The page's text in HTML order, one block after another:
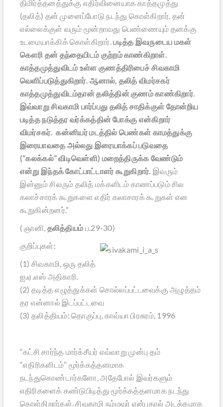
திமிர்த்தனத்துக்கு எதிர்வினையாக காத்தமுத்து
(தலித்) தன் முனைப்போடு நடந்து கொள்கிறார். தன்
எல்லைக்குள் வரும் மூன்றாவது பெண்ணையும் தனக்கு
உடமையாக்கிக் கொள்கிறார்.படித்த இவருடைய மகள்
கௌரி தன் தந்தையிடம் குற்றம் காண்கிறாள்.
காத்தமுத்துவிடம் உள்ள குணத்திரிபைச் சிவகாமி
வெளிப்படுத்துகிறார். ஆனால், தலித் விமர்சகர்
காத்தமுத்துவிடம்தான் தலித்தின் குணம் காண்கிறார்.
இவ்வாறு சிவகாமி பார்ப்பது தலித் சாதிக்குள் தோன்றிய
படித்த நடுத்தர வர்க்கத்தின் போக்கு என்கிறார்
விமர்சகர். கன்னியர் மடத்தில் பெண்கள் காமத்துக்கு
இரையாவதை அல்லது இரையாக்கப் படுவதை
(“கலக்கல்” விடிவெள்ளி) மறைத்திருக்க வேண்டும்
என்று இந்தக் கோட்பாட்டாளர் கூறுகிறார். இவரும்
இன்னும் சிலரும் தலித் மக்களிடம் காணப்படும் சில
கலாச்சாரக் கூறுகளை எதிர் கலாசாரக் கூறுகள் என
கூறுகின்றனர்.”
( ஞானி, தலித்தியம் ப.29-30)
குறிப்புகள்:
(1) சிவகாமி, ஒரு தலித்
ஐ.ஏ.எஸ் அதிகாரி.
(2) தடித்த எழுத்துக்கள் சொல்லப்பட்டவைக்கு அழுத்தம்
தர என்னால் இடப்பட்டவை
(3) தலித்தியம்: தொகுப்பு, காவ்யா பிரசுரம், 1996
“கட்சி சார்ந்த மார்க்சீயர் எவ்வாறு முன்பு தம்
“எதிரிகளிடம்” மூர்க்கத்தனமாக
நடந்துகொண்டார்களோ, அதேபோல் இவர்களும்
எதிரிகளைக் கண்டுபிடித்து மூர்க்கத்தனமாக நடந்து
கொள்கிறார்கள். சிவகாமி நம்மவர் என்பதால் அடக்கமாக